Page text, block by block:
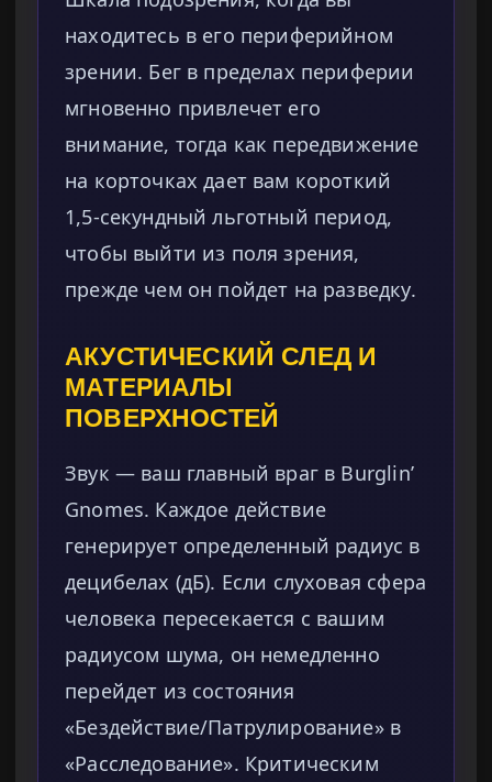
находитесь в его периферийном
зрении. Бег в пределах периферии
мгновенно привлечет его
внимание, тогда как передвижение
на корточках дает вам короткий
1,5-секундный льготный период,
чтобы выйти из поля зрения,
прежде чем он пойдет на разведку.
АКУСТИЧЕСКИЙ СЛЕД И
МАТЕРИАЛЫ
ПОВЕРХНОСТЕЙ
Звук — ваш главный враг в Burglin’
Gnomes. Каждое действие
генерирует определенный радиус в
децибелах (дБ). Если слуховая сфера
человека пересекается с вашим
радиусом шума, он немедленно
перейдет из состояния
«Бездействие/Патрулирование» в
«Расследование». Критическим